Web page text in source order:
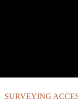
SURVEYING